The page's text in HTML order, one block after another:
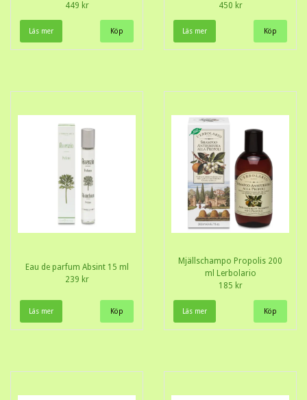
449 kr
Läs mer
450 kr
Läs mer
Eau de parfum Absint 15 ml
239 kr
Läs mer
Mjällschampo Propolis 200
ml Lerbolario
185 kr
Läs mer